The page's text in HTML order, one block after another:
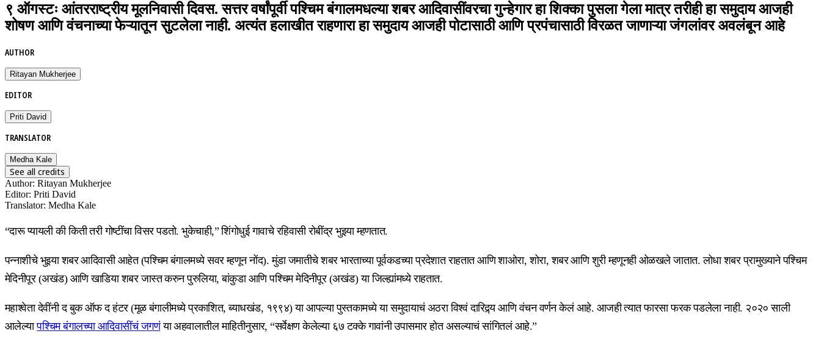
९ ऑगस्टः आंतरराष्ट्रीय मूलनिवासी दिवस. सत्तर वर्षांपूर्वी पश्चिम बंगालमधल्या शबर आदिवासींवरचा गुन्हेगार हा शिक्का पुसला गेला मात्र तरीही हा समुदाय आजही
शोषण आणि वंचनाच्या फेऱ्यातून सुटलेला नाही. अत्यंत हलाखीत राहणारा हा समुदाय आजही पोटासाठी आणि प्रपंचासाठी विरळत जाणाऱ्या जंगलांवर अवलंबून आहे
AUTHOR
Ritayan Mukherjee
EDITOR
Priti David
TRANSLATOR
Medha Kale
See all credits
Author: Ritayan Mukherjee
Editor: Priti David
Translator: Medha Kale
“दारू प्यायली की किती तरी गोष्टींचा विसर पडतो. भुकेचाही,” शिंगोधुई गावाचे रहिवासी रोबींद्र भुइया म्हणतात.
पन्नाशीचे भुइया शबर आदिवासी आहेत (पश्चिम बंगालमध्ये सवर म्हणून नोंद). मुंडा जमातीचे शबर भारताच्या पूर्वकडच्या प्रदेशात राहतात आणि शाओरा, शोरा, शबर आणि शुरी म्हणूनही ओळखले जातात. लोधा शबर प्रामुख्याने पश्चिम
मेदिनीपूर (अखंड) आणि खाडिया शबर जास्त करुन पुरुलिया, बांकुडा आणि पश्चिम मेदिनीपूर (अखंड) या जिल्ह्यांमध्ये राहतात.
महाश्वेता देवींनी द बुक ऑफ द हंटर (मूळ बंगालीमध्ये प्रकाशित, ब्याधखंड, १९९४) या आपल्या पुस्तकामध्ये या समुदायाचं अठरा विश्वं दारिद्र्य आणि वंचन वर्णन केलं आहे. आजही त्यात फारसा फरक पडलेला नाही. २०२० साली
आलेल्यापश्चिम बंगालच्या आदिवासींचं जगणंया अहवालातील माहितीनुसार, “सर्वेक्षण केलेल्या ६७ टक्के गावांनी उपासमार होत असल्याचं सांगितलं आहे.”